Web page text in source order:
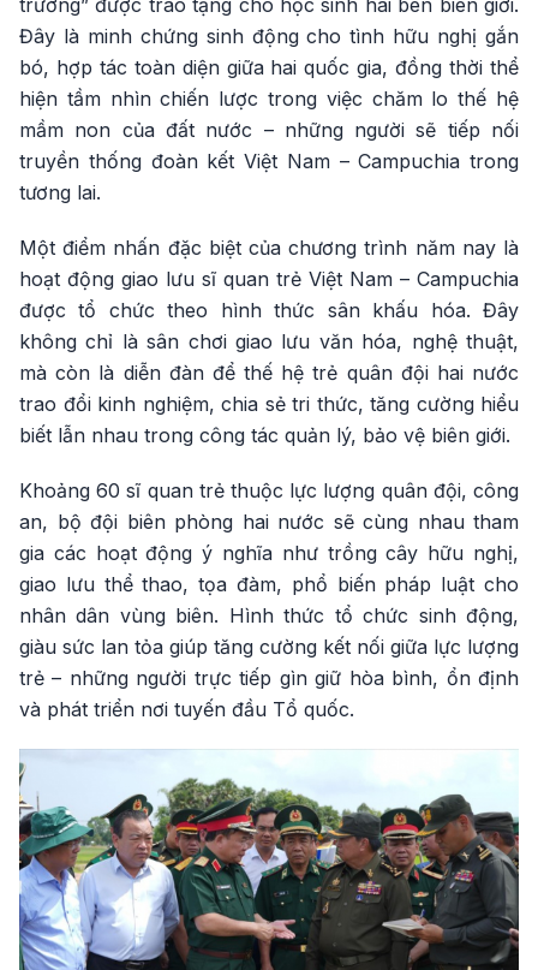
Đây là minh chứng sinh động cho tình hữu nghị gắn
bó, hợp tác toàn diện giữa hai quốc gia, đồng thời thể
hiện tầm nhìn chiến lược trong việc chăm lo thế hệ
mầm non của đất nước – những người sẽ tiếp nối
truyền thống đoàn kết Việt Nam – Campuchia trong
tương lai.
Một điểm nhấn đặc biệt của chương trình năm nay là
hoạt động giao lưu sĩ quan trẻ Việt Nam – Campuchia
được tổ chức theo hình thức sân khấu hóa. Đây
không chỉ là sân chơi giao lưu văn hóa, nghệ thuật,
mà còn là diễn đàn để thế hệ trẻ quân đội hai nước
trao đổi kinh nghiệm, chia sẻ tri thức, tăng cường hiểu
biết lẫn nhau trong công tác quản lý, bảo vệ biên giới.
Khoảng 60 sĩ quan trẻ thuộc lực lượng quân đội, công
an, bộ đội biên phòng hai nước sẽ cùng nhau tham
gia các hoạt động ý nghĩa như trồng cây hữu nghị,
giao lưu thể thao, tọa đàm, phổ biến pháp luật cho
nhân dân vùng biên. Hình thức tổ chức sinh động,
giàu sức lan tỏa giúp tăng cường kết nối giữa lực lượng
trẻ – những người trực tiếp gìn giữ hòa bình, ổn định
và phát triển nơi tuyến đầu Tổ quốc.